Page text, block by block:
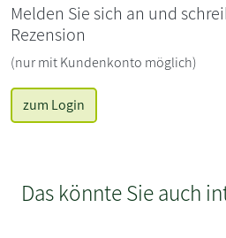
Melden Sie sich an und
Rezension
(nur mit Kundenkonto möglich)
zum Login
Das könnte Sie auch